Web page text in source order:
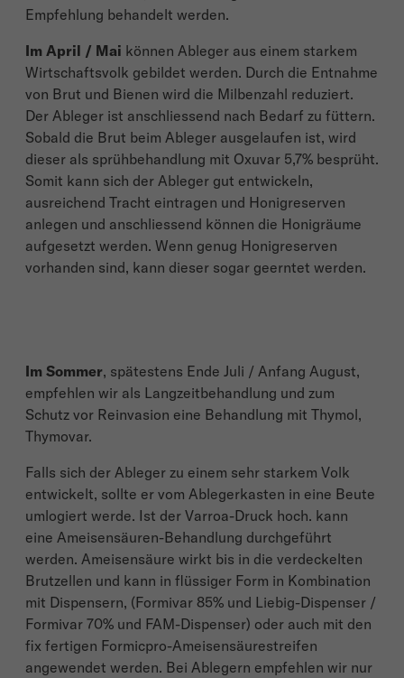
Empfehlung behandelt werden.
Im April / Mai können Ableger aus einem starkem
Wirtschaftsvolk gebildet werden. Durch die Entnahme
von Brut und Bienen wird die Milbenzahl reduziert.
Der Ableger ist anschliessend nach Bedarf zu füttern.
Sobald die Brut beim Ableger ausgelaufen ist, wird
dieser als sprühbehandlung mit Oxuvar 5,7% besprüht.
Somit kann sich der Ableger gut entwickeln,
ausreichend Tracht eintragen und Honigreserven
anlegen und anschliessend können die Honigräume
aufgesetzt werden. Wenn genug Honigreserven
vorhanden sind, kann dieser sogar geerntet werden.
Im Sommer, spätestens Ende Juli / Anfang August,
empfehlen wir als Langzeitbehandlung und zum
Schutz vor Reinvasion eine Behandlung mit Thymol,
Thymovar.
Falls sich der Ableger zu einem sehr starkem Volk
entwickelt, sollte er vom Ablegerkasten in eine Beute
umlogiert werde. Ist der Varroa-Druck hoch. kann
eine Ameisensäuren-Behandlung durchgeführt
werden. Ameisensäure wirkt bis in die verdeckelten
Brutzellen und kann in flüssiger Form in Kombination
mit Dispensern, (Formivar 85% und Liebig-Dispenser /
Formivar 70% und FAM-Dispenser) oder auch mit den
fix fertigen Formicpro-Ameisensäurestreifen
angewendet werden. Bei Ablegern empfehlen wir nur